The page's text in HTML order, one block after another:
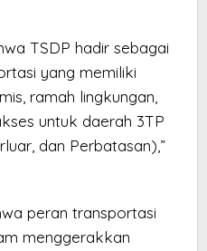
TSDP hadir sebagai
yang memiliki
ramah lingkungan,
untuk daerah 3TP
dan Perbatasan),”
peran transportasi
menggerakkan